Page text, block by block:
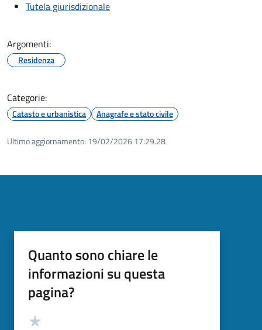
Tutela giurisdizionale
Argomenti:
Residenza
Categorie:
Catasto e urbanistica Anagrafe e stato civile
Ultimo aggiornamento: 19/02/2026 17:29.28
Quanto sono chiare le
informazioni su questa
pagina?
Valutazione